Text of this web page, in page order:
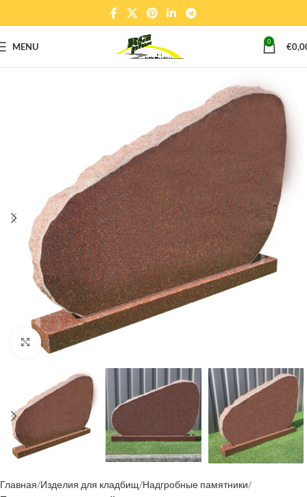
MENU 0 €
Click to enlarge
Главная Изделия для кладбищ Надгробные памятники